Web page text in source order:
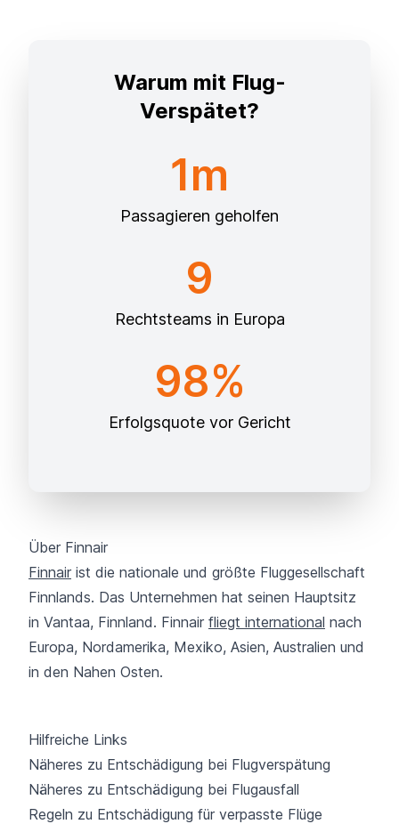
Warum mit Flug-
Verspätet?
1m
Passagieren geholfen
9
Rechtsteams in Europa
98%
Erfolgsquote vor Gericht
Über Finnair
Finnair ist die nationale und größte Fluggesellschaft
Finnlands. Das Unternehmen hat seinen Hauptsitz
in Vantaa, Finnland. Finnair fliegt international nach
Europa, Nordamerika, Mexiko, Asien, Australien und
in den Nahen Osten.
Hilfreiche Links
Näheres zu Entschädigung bei Flugverspätung
Näheres zu Entschädigung bei Flugausfall
Regeln zu Entschädigung für verpasste Flüge